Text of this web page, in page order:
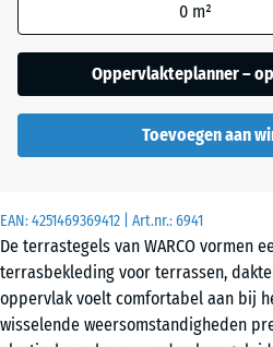
EAN:4251469369412 | Art.nr.:6941
De terrastegels van WARCO vormen
terrasbekleding voor terrassen,
oppervlak voelt comfortabel aan bij
wisselende weersomstandigheden
gazon
Lavendel
0 m²
Oppervlakteplanner –
Toevoegen aan